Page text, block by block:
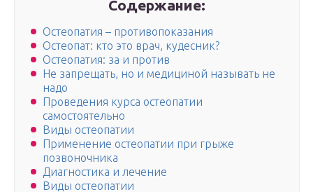
Содержание:
Остеопатия – противопоказания
Остеопат: кто это врач, кудесник?
Остеопатия: за и против
Не запрещать, но и медициной называть не
надо
Проведения курса остеопатии
самостоятельно
Виды остеопатии
Применение остеопатии при грыже
позвоночника
Диагностика и лечение
Виды остеопатии